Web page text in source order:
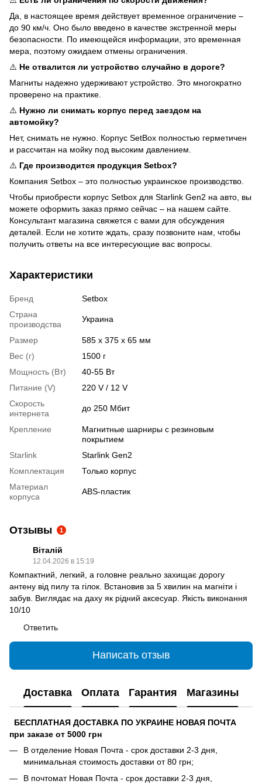
Да, в настоящее время действует временное ограничение –
до 90 км/ч. Оно было введено в качестве экстренной меры
безопасности. По имеющейся информации, это временная
мера, поэтому ожидаем отмены ограничения.
⚠️ Не отвалится ли устройство случайно в дороге?
Магниты надежно удерживают устройство. Это многократно
проверено на практике.
⚠️ Нужно ли снимать корпус перед заездом на
автомойку?
Нет, снимать не нужно. Корпус SetBox полностью герметичен
и рассчитан на мойку под высоким давлением.
⚠️ Где производится продукция Setbox?
Компания Setbox – это полностью украинское производство.
Чтобы приобрести корпус Setbox для Starlink Gen2 на авто, вы
можете оформить заказ прямо сейчас – на нашем сайте.
Консультант магазина свяжется с вами для обсуждения
деталей. Если не хотите ждать, сразу позвоните нам, чтобы
получить ответы на все интересующие вас вопросы.
Характеристики
Бренд
Setbox
Страна
производства
Украина
Размер
585 х 375 х 65 мм
Вес (г)
1500 г
Мощность (Вт)
40-55 Вт
Питание (V)
220 V / 12 V
Скорость
интернета
до 250 Мбит
Крепление
Магнитные шарниры с резиновым
покрытием
Starlink
Starlink Gen2
Комплектация
Только корпус
Материал
корпуса
ABS-пластик
Отзывы 1
Віталій
12.04.2026 в 15:19
Компактний, легкий, а головне реально захищає дорогу
антену від пилу та гілок. Встановив за 5 хвилин на магніти і
забув. Виглядає на даху як рідний аксесуар. Якість виконання
10/10
Ответить
Написать отзыв
Доставка Оплата Гарантия Магазины
БЕСПЛАТНАЯ ДОСТАВКА ПО УКРАИНЕ НОВАЯ ПОЧТА
при заказе от 5000 грн
В отделение Новая Почта - срок доставки 2-3 дня,
минимальная стоимость доставки от 80 грн;
В почтомат Новая Почта - срок доставки 2-3 дня,